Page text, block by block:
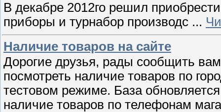
В декабре 2012го решил
приборы и турнабор производс ...
Наличие товаров на сайте
Дорогие друзья, рады сообщить
посмотреть наличие товаров по
тестовом режиме. База
наличие товаров по телефонам